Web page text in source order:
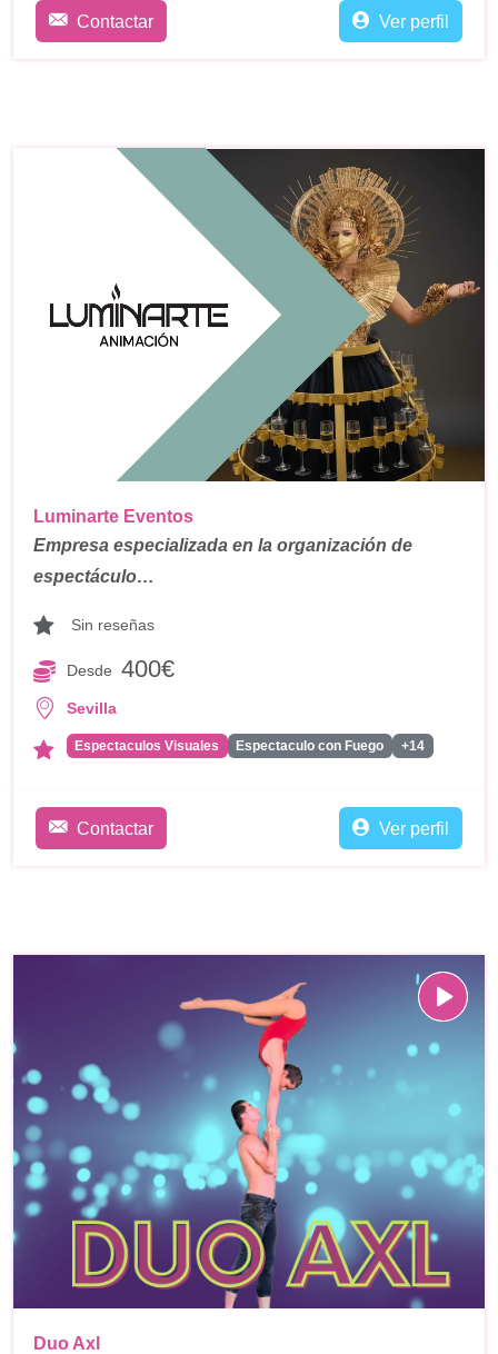
Contactar Ver perfil
Luminarte Eventos
Empresa especializada en la organización de
espectáculo…
Sin reseñas
Desde 400€
Sevilla
Espectaculos Visuales Espectaculo con Fuego +14
Contactar Ver perfil
Duo Axl